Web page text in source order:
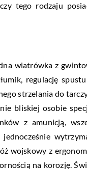
tego rodzaju
wiatrówka z
regulację
strzelania do
bliskiej osobie
z amunicją,
wojskowy z
na korozję.